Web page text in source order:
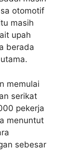
otomotif
masih
upah
berada
memulai
serikat
pekerja
menuntut
sebesar